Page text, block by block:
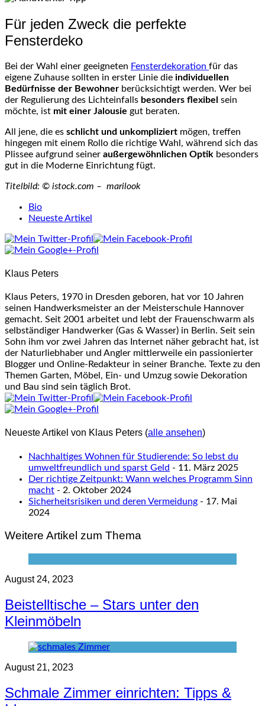
Für jeden Zweck die perfekte
Fensterdeko
Bei der Wahl einer geeigneten Fensterdekoration für das
eigene Zuhause sollten in erster Linie die individuellen
Bedürfnisse der Bewohner berücksichtigt werden. Wer bei
der Regulierung des Lichteinfalls besonders flexibel sein
möchte, ist mit einer Jalousie gut beraten.
All jene, die es schlicht und unkompliziert mögen, treffen
hingegen mit einem Rollo die richtige Wahl, während sich das
Plissee aufgrund seiner außergewöhnlichen Optik besonders
gut in die Moderne Einrichtung fügt.
Titelbild: © istock.com – marilook
following
tabs
change
below.
Bio
Neueste Artikel
Klaus Peters
Klaus Peters, 1970 in Dresden geboren, hat vor 10 Jahren
seinen Handwerksmeister an der Meisterschule Hannover
gemacht. Seit 2001 arbeitet und lebt der Frauenschwarm als
selbständiger Handwerker (Gas & Wasser) in Berlin. Seit sein
Sohn ihm vor zwei Jahren das Internet näher gebracht hat, ist
der Naturliebhaber und Angler mittlerweile ein passionierter
Blogger und Online-Redakteur in seiner Branche. Texte zu den
Themen Garten, Möbel, Ein- und Umzug sowie Dekoration
und Bau sind sein täglich Brot.
Neueste Artikel von Klaus Peters (alle ansehen)
Nachhaltiges Wohnen für Studierende: So lebst du
umweltfreundlich und sparst Geld - 11. März 2025
Der richtige Zeitpunkt: Wann welches Programm Sinn
macht - 2. Oktober 2024
Sicherheitsrisiken und deren Vermeidung - 17. Mai
2024
Weitere Artikel zum Thema
August 24, 2023
Beistelltische – Stars unter den
Kleinmöbeln
August 21, 2023
Schmale Zimmer einrichten: Tipps &